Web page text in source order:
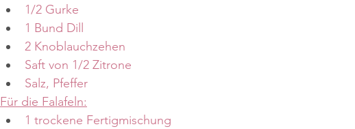
1/2 Gurke
1 Bund Dill
2 Knoblauchzehen
Saft von 1/2 Zitrone
Salz, Pfeffer
Für die Falafeln:
1 trockene Fertigmischung